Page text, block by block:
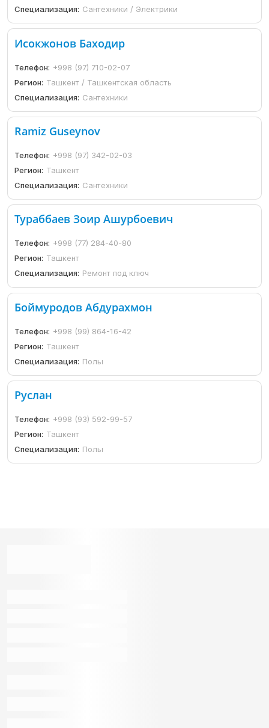
Специализация: Сантехники / Электрики
Исокжонов Баходир
Телефон: +998 (97) 710-02-07
Регион: Ташкент / Ташкентская область
Специализация: Сантехники
Ramiz Guseynov
Телефон: +998 (97) 342-02-03
Регион: Ташкент
Специализация: Сантехники
Тураббаев Зоир Ашурбоевич
Телефон: +998 (77) 284-40-80
Регион: Ташкент
Специализация: Ремонт под ключ
Боймуродов Абдурахмон
Телефон: +998 (99) 864-16-42
Регион: Ташкент
Специализация: Полы
Руслан
Телефон: +998 (93) 592-99-57
Регион: Ташкент
Специализация: Полы